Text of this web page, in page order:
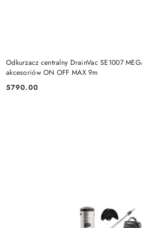
Odkurzacz centralny DrainVac SE1007
akcesoriów ON OFF MAX 9m
Cena:
5790.00